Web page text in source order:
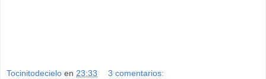
Tocinitodecielo en 23:33 3 comentarios: